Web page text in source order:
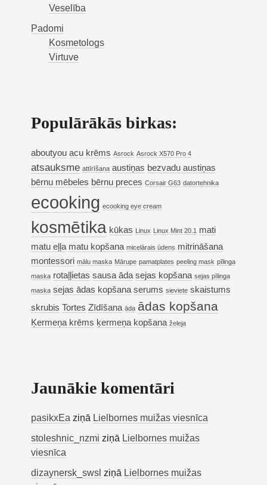
Veselība
Padomi
Kosmetologs
Virtuve
Populārākās birkas:
aboutyou acu krēms Asrock Asrock X570 Pro 4
atsauksme attīrīšana austiņas bezvadu austiņas
bērnu mēbeles bērnu preces Corsair G63 datortehnika
ecooking ecooking eye cream
kosmētika kūkas Linux Linux Mint 20.1
mati
matu eļļa matu kopšana micelārais ūdens mitrināšana
montessori mālu maska Mārupe pamatplates peeling mask pīlinga
maska rotaļļietas sausa āda sejas kopšana sejas pīlinga
maska sejas ādas kopšana serums sieviete skaistums
skrubis Tortes Zīdīšana āda ādas kopšana
Ķermeņa krēms ķermeņa kopšana želeja
Jaunākie komentāri
pasikxEa ziņā Lielbornes muižas viesnīca
stoleshnic_nzmi ziņā Lielbornes muižas
viesnīca
dizaynersk_swsl ziņā Lielbornes muižas